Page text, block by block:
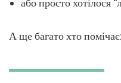
або просто хотілося
А ще багато хто помічає: